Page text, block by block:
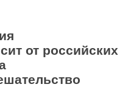
от российских